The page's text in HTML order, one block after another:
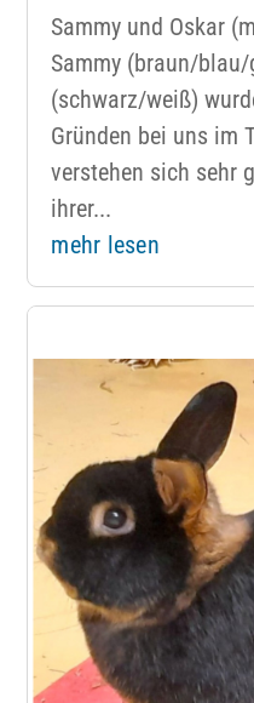
Sammy und Oskar
Sammy (braun/
(schwarz/weiß)
Gründen bei uns im
verstehen sich sehr
ihrer...
mehr lesen